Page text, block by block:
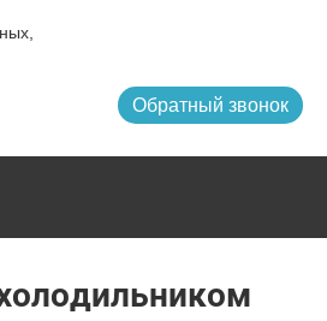
Обратный звонок